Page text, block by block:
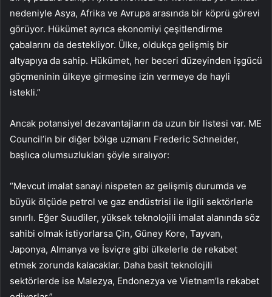
nedeniyle Asya, Afrika ve Avrupa arasında bir köprü görevi
görüyor. Hükümet ayrıca ekonomiyi çeşitlendirme
çabalarını da destekliyor. Ülke, oldukça gelişmiş bir
altyapıya da sahip. Hükümet, her beceri düzeyinden işgücü
göçmeninin ülkeye girmesine izin vermeye de hayli
istekli.”
Ancak potansiyel dezavantajların da uzun bir listesi var. ME
Council’in bir diğer bölge uzmanı Frederic Schneider,
başlıca olumsuzlukları şöyle sıralıyor:
“Mevcut imalat sanayi nispeten az gelişmiş durumda ve
büyük ölçüde petrol ve gaz endüstrisi ile ilgili sektörlerle
sınırlı. Eğer Suudiler, yüksek teknolojili imalat alanında söz
sahibi olmak istiyorlarsa Çin, Güney Kore, Tayvan,
Japonya, Almanya ve İsviçre gibi ülkelerle de rekabet
etmek zorunda kalacaklar. Daha basit teknolojili
sektörlerde ise Malezya, Endonezya ve Vietnam’la rekabet